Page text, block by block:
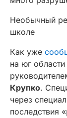
Необычный
школе
Как уже
на юг
Крупко.
через
последствия